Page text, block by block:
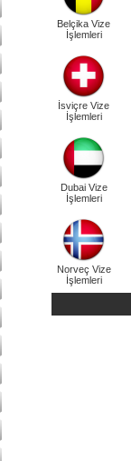
Belçika Vize
İşlemleri
İsviçre Vize
İşlemleri
Dubai Vize
İşlemleri
Norveç Vize
İşlemleri